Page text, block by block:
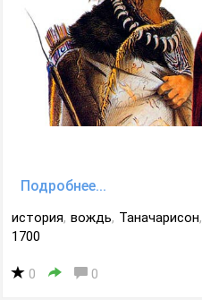
Подробнее...
история, вождь, Таначарисон,
1700
0 0